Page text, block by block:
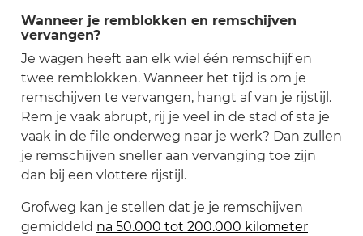
Wanneer je remblokken en remschijven
vervangen?
Je wagen heeft aan elk wiel één remschijf en
twee remblokken. Wanneer het tijd is om je
remschijven te vervangen, hangt af van je rijstijl.
Rem je vaak abrupt, rij je veel in de stad of sta je
vaak in de file onderweg naar je werk? Dan zullen
je remschijven sneller aan vervanging toe zijn
dan bij een vlottere rijstijl.
Grofweg kan je stellen dat je je remschijven
gemiddeld na 50.000 tot 200.000 kilometer